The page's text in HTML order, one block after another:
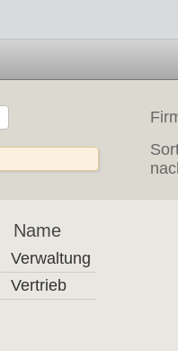
Name
Verwaltung
Vertrieb